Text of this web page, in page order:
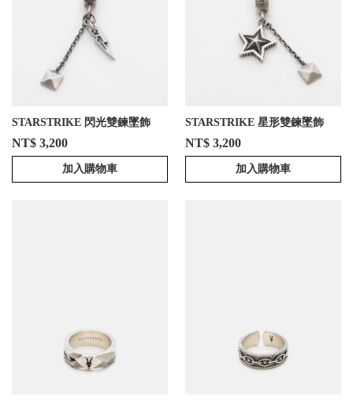
STARSTRIKE 閃光雙鍊墜飾
NT$ 3,200
加入購物車
STARSTRIKE 星形雙鍊墜飾
NT$ 3,200
加入購物車